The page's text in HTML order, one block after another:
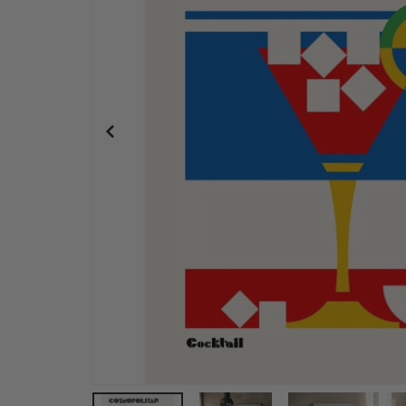
Personalisiertes Poster - Schwarz-Weiß-LIEBE